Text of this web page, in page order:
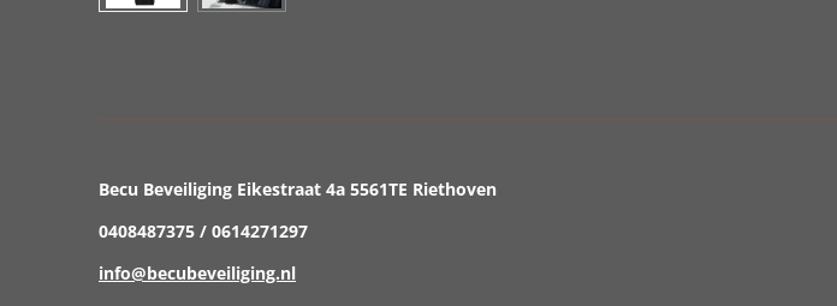
Becu Beveiliging Eikestraat 4a 5561TE Riethoven
0408487375 / 0614271297
info@becubeveiliging.nl